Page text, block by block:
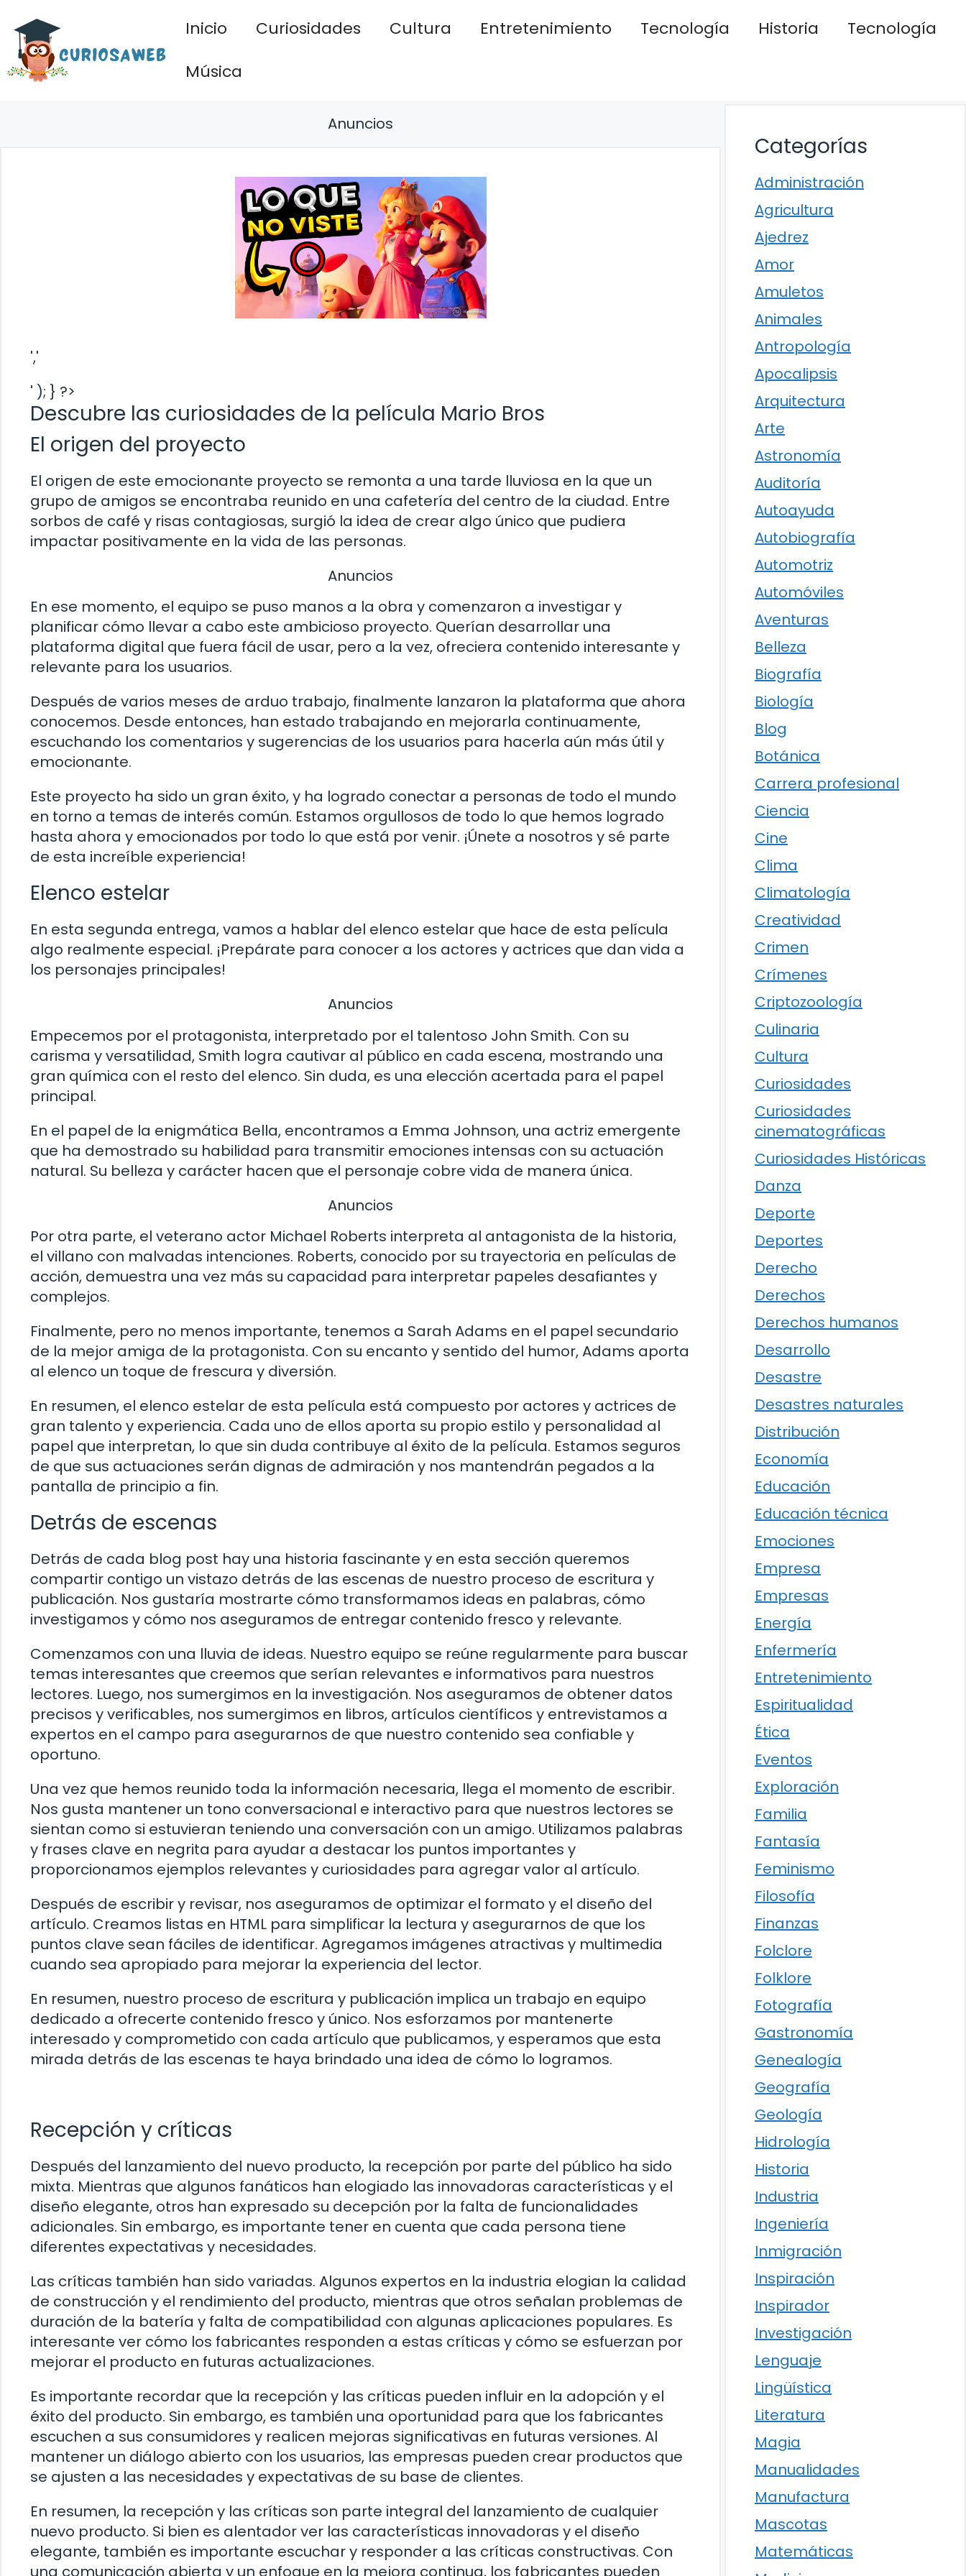
contenido
Inicio Curiosidades Cultura Entretenimiento Tecnología Historia
Tecnología
Música
Anuncios
','
' ); } ?>
Descubre las curiosidades de la película Mario Bros
El origen del proyecto
El origen de este emocionante proyecto se remonta a una tarde lluviosa en la que un
grupo de amigos se encontraba reunido en una cafetería del centro de la ciudad. Entre
sorbos de café y risas contagiosas, surgió la idea de crear algo único que pudiera
impactar positivamente en la vida de las personas.
Anuncios
En ese momento, el equipo se puso manos a la obra y comenzaron a investigar y
planificar cómo llevar a cabo este ambicioso proyecto. Querían desarrollar una
plataforma digital que fuera fácil de usar, pero a la vez, ofreciera contenido interesante y
relevante para los usuarios.
Después de varios meses de arduo trabajo, finalmente lanzaron la plataforma que ahora
conocemos. Desde entonces, han estado trabajando en mejorarla continuamente,
escuchando los comentarios y sugerencias de los usuarios para hacerla aún más útil y
emocionante.
Este proyecto ha sido un gran éxito, y ha logrado conectar a personas de todo el mundo
en torno a temas de interés común. Estamos orgullosos de todo lo que hemos logrado
hasta ahora y emocionados por todo lo que está por venir. ¡Únete a nosotros y sé parte
de esta increíble experiencia!
Elenco estelar
En esta segunda entrega, vamos a hablar del elenco estelar que hace de esta película
algo realmente especial. ¡Prepárate para conocer a los actores y actrices que dan vida a
los personajes principales!
Anuncios
Empecemos por el protagonista, interpretado por el talentoso John Smith. Con su
carisma y versatilidad, Smith logra cautivar al público en cada escena, mostrando una
gran química con el resto del elenco. Sin duda, es una elección acertada para el papel
principal.
En el papel de la enigmática Bella, encontramos a Emma Johnson, una actriz emergente
que ha demostrado su habilidad para transmitir emociones intensas con su actuación
natural. Su belleza y carácter hacen que el personaje cobre vida de manera única.
Anuncios
Por otra parte, el veterano actor Michael Roberts interpreta al antagonista de la historia,
el villano con malvadas intenciones. Roberts, conocido por su trayectoria en películas de
acción, demuestra una vez más su capacidad para interpretar papeles desafiantes y
complejos.
Finalmente, pero no menos importante, tenemos a Sarah Adams en el papel secundario
de la mejor amiga de la protagonista. Con su encanto y sentido del humor, Adams aporta
al elenco un toque de frescura y diversión.
En resumen, el elenco estelar de esta película está compuesto por actores y actrices de
gran talento y experiencia. Cada uno de ellos aporta su propio estilo y personalidad al
papel que interpretan, lo que sin duda contribuye al éxito de la película. Estamos seguros
de que sus actuaciones serán dignas de admiración y nos mantendrán pegados a la
pantalla de principio a fin.
Detrás de escenas
Detrás de cada blog post hay una historia fascinante y en esta sección queremos
compartir contigo un vistazo detrás de las escenas de nuestro proceso de escritura y
publicación. Nos gustaría mostrarte cómo transformamos ideas en palabras, cómo
investigamos y cómo nos aseguramos de entregar contenido fresco y relevante.
Comenzamos con una lluvia de ideas. Nuestro equipo se reúne regularmente para buscar
temas interesantes que creemos que serían relevantes e informativos para nuestros
lectores. Luego, nos sumergimos en la investigación. Nos aseguramos de obtener datos
precisos y verificables, nos sumergimos en libros, artículos científicos y entrevistamos a
expertos en el campo para asegurarnos de que nuestro contenido sea confiable y
oportuno.
Una vez que hemos reunido toda la información necesaria, llega el momento de escribir.
Nos gusta mantener un tono conversacional e interactivo para que nuestros lectores se
sientan como si estuvieran teniendo una conversación con un amigo. Utilizamos palabras
y frases clave en negrita para ayudar a destacar los puntos importantes y
proporcionamos ejemplos relevantes y curiosidades para agregar valor al artículo.
Después de escribir y revisar, nos aseguramos de optimizar el formato y el diseño del
artículo. Creamos listas en HTML para simplificar la lectura y asegurarnos de que los
puntos clave sean fáciles de identificar. Agregamos imágenes atractivas y multimedia
cuando sea apropiado para mejorar la experiencia del lector.
En resumen, nuestro proceso de escritura y publicación implica un trabajo en equipo
dedicado a ofrecerte contenido fresco y único. Nos esforzamos por mantenerte
interesado y comprometido con cada artículo que publicamos, y esperamos que esta
mirada detrás de las escenas te haya brindado una idea de cómo lo logramos.
Recepción y críticas
Después del lanzamiento del nuevo producto, la recepción por parte del público ha sido
mixta. Mientras que algunos fanáticos han elogiado las innovadoras características y el
diseño elegante, otros han expresado su decepción por la falta de funcionalidades
adicionales. Sin embargo, es importante tener en cuenta que cada persona tiene
diferentes expectativas y necesidades.
Las críticas también han sido variadas. Algunos expertos en la industria elogian la calidad
de construcción y el rendimiento del producto, mientras que otros señalan problemas de
duración de la batería y falta de compatibilidad con algunas aplicaciones populares. Es
interesante ver cómo los fabricantes responden a estas críticas y cómo se esfuerzan por
mejorar el producto en futuras actualizaciones.
Es importante recordar que la recepción y las críticas pueden influir en la adopción y el
éxito del producto. Sin embargo, es también una oportunidad para que los fabricantes
escuchen a sus consumidores y realicen mejoras significativas en futuras versiones. Al
mantener un diálogo abierto con los usuarios, las empresas pueden crear productos que
se ajusten a las necesidades y expectativas de su base de clientes.
En resumen, la recepción y las críticas son parte integral del lanzamiento de cualquier
nuevo producto. Si bien es alentador ver las características innovadoras y el diseño
elegante, también es importante escuchar y responder a las críticas constructivas. Con
una comunicación abierta y un enfoque en la mejora continua, los fabricantes pueden
Categorías
Administración
Agricultura
Ajedrez
Amor
Amuletos
Animales
Antropología
Apocalipsis
Arquitectura
Arte
Astronomía
Auditoría
Autoayuda
Autobiografía
Automotriz
Automóviles
Aventuras
Belleza
Biografía
Biología
Blog
Botánica
Carrera profesional
Ciencia
Cine
Clima
Climatología
Creatividad
Crimen
Crímenes
Criptozoología
Culinaria
Cultura
Curiosidades
Curiosidades
cinematográficas
Curiosidades Históricas
Danza
Deporte
Deportes
Derecho
Derechos
Derechos humanos
Desarrollo
Desastre
Desastres naturales
Distribución
Economía
Educación
Educación técnica
Emociones
Empresa
Empresas
Energía
Enfermería
Entretenimiento
Espiritualidad
Ética
Eventos
Exploración
Familia
Fantasía
Feminismo
Filosofía
Finanzas
Folclore
Folklore
Fotografía
Gastronomía
Genealogía
Geografía
Geología
Hidrología
Historia
Industria
Ingeniería
Inmigración
Inspiración
Inspirador
Investigación
Lenguaje
Lingüística
Literatura
Magia
Manualidades
Manufactura
Mascotas
Matemáticas